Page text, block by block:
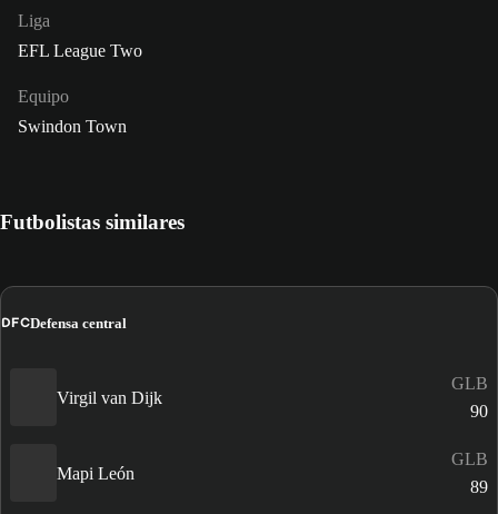
Liga
EFL League Two
Equipo
Swindon Town
Futbolistas similares
DFCDefensa central
Virgil van Dijk
GLB
90
Mapi León
GLB
89